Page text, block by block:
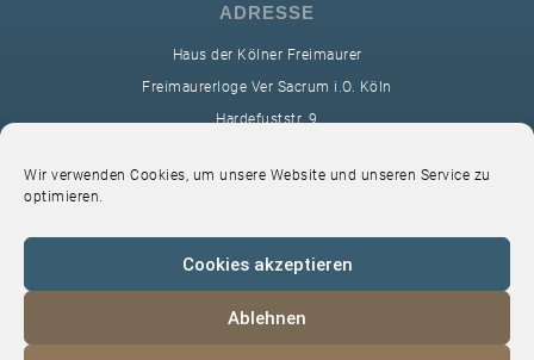
Wir verwenden Cookies, um unsere Website und unseren Service zu
optimieren.
Cookies akzeptieren
Ablehnen
ADRESSE
Haus der Kölner Freimaurer
Freimaurerloge Ver Sacrum i.O. Köln
Hardefuststr. 9
sekretariat@ver-sacrum.org
© 2024 Copyright Ver Sacrum